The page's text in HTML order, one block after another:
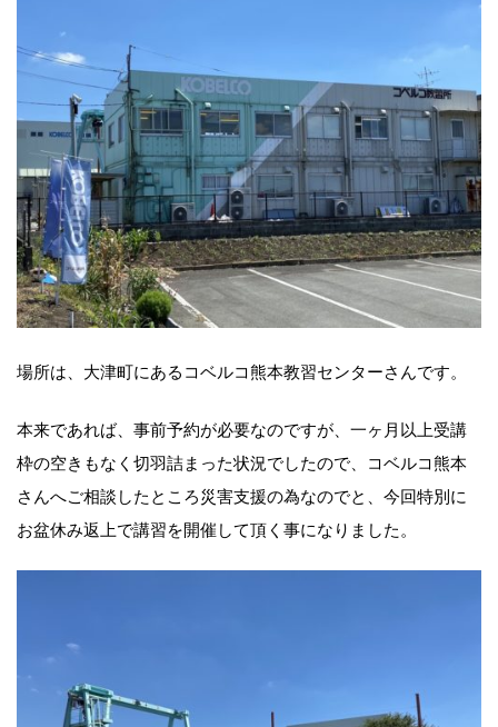
場所は、大津町にあるコベルコ熊本教習センターさんです。
本来であれば、事前予約が必要なのですが、一ヶ月以上受講
枠の空きもなく切羽詰まった状況でしたので、コベルコ熊本
さんへご相談したところ災害支援の為なのでと、今回特別に
お盆休み返上で講習を開催して頂く事になりました。